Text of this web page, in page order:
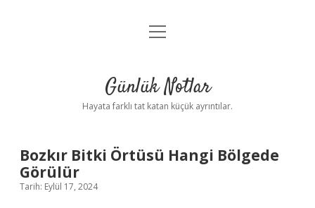
Anasayfa
Yasal Uyarı
menüyü
Günlük Notlar
Hayata farklı tat katan küçük ayrıntılar.
Bozkır Bitki Örtüsü Hangi Bölgede
Görülür
Tarih: Eylül 17, 2024